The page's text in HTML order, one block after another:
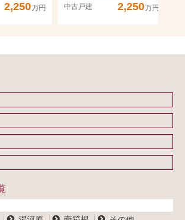
2,250万円 中古戸建 2,250万円
たい方
たい方
テム
リシー